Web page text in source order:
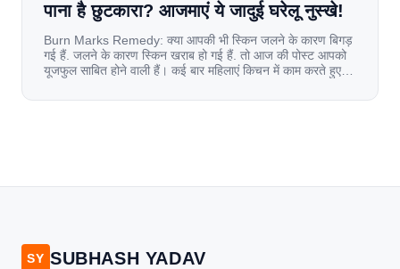
पाना है छुटकारा? आजमाएं ये जादुई घरेलू नुस्खे!
Burn Marks Remedy: क्या आपकी भी स्किन जलने के कारण बिगड़
गई हैं. जलने के कारण स्किन खराब हो गई हैं. तो आज की पोस्ट आपको
यूजफुल साबित होने वाली हैं। कई बार महिलाएं किचन में काम करते हुए
[…]
SY SUBHASH YADAV